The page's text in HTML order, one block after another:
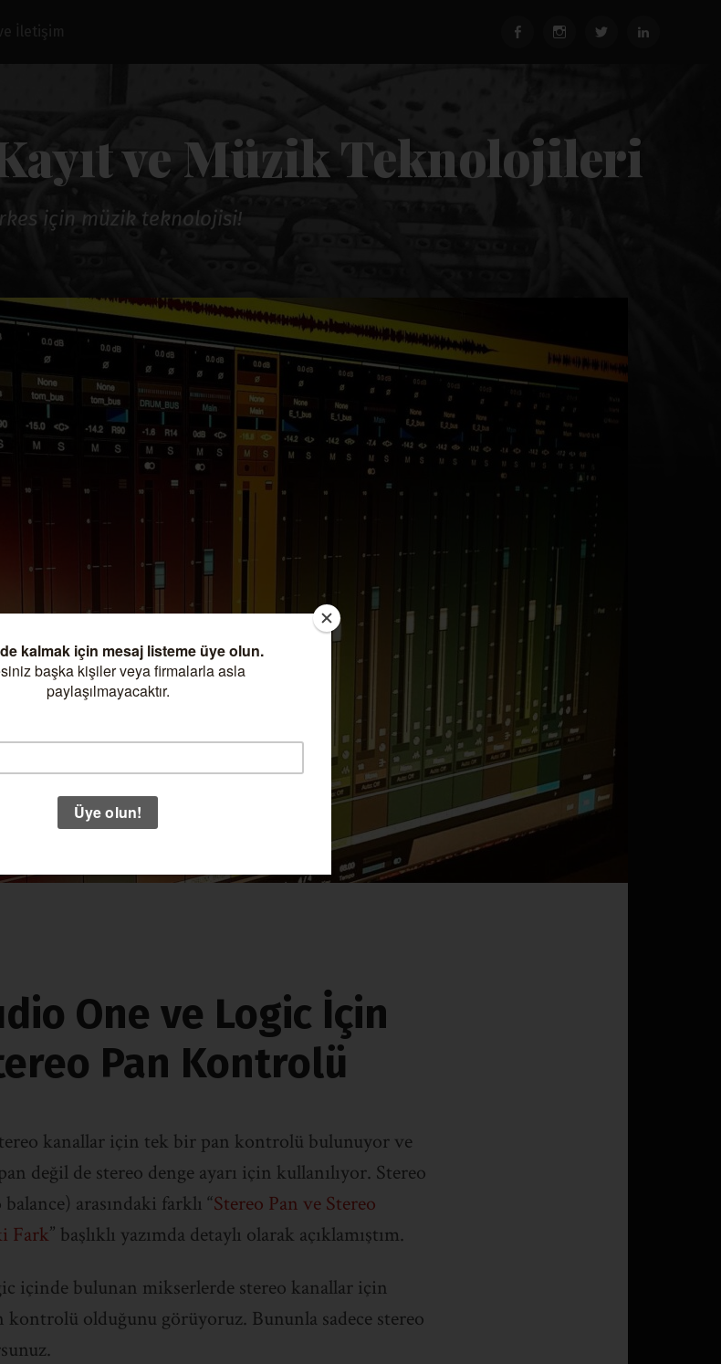
İletişim
ve Müzik Teknolojileri
için müzik teknolojisi!
One ve Logic İçin
Pan Kontrolü
kanallar için tek bir pan kontrolü bulunuyor ve
değil de stereo denge ayarı için kullanılıyor. Stereo
arasındaki farklı “Stereo Pan ve Stereo
Fark” başlıklı yazımda detaylı olarak açıklamıştım.
içinde bulunan mikserlerde stereo kanallar için
olduğunu görüyoruz. Bununla sadece stereo